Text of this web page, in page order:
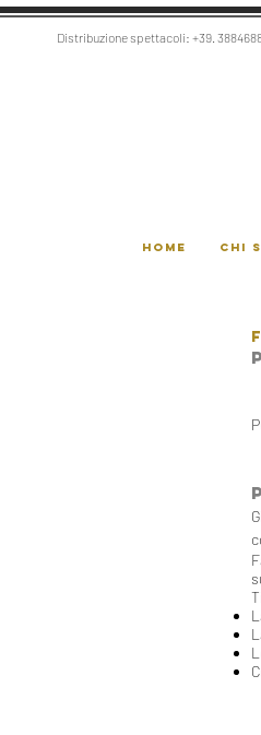
Distribuzione spettacoli: +39.
Home CHI